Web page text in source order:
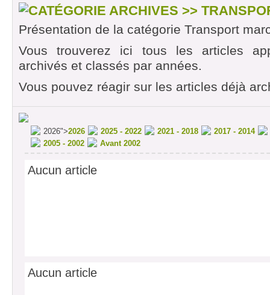
2006 - EUROTUNNEL Ouverture d'une
Sauvegarde...
2006 - LIGNE: PUIGCERDA â€“
2006 - JOURNEE DE SOLIDARITE ïƒ˜
ensemble...
CATÉGORIE ARCHIVES >>
Présentation de la catégorie Transport
Vous trouverez ici tous les articles
archivés et classés par années.
Vous pouvez réagir sur les articles déjà
2026">2026 2025 - 2022 2021 - 2018
2017 - 2014
2005 - 2002
Avant 2002
Aucun article
Aucun article